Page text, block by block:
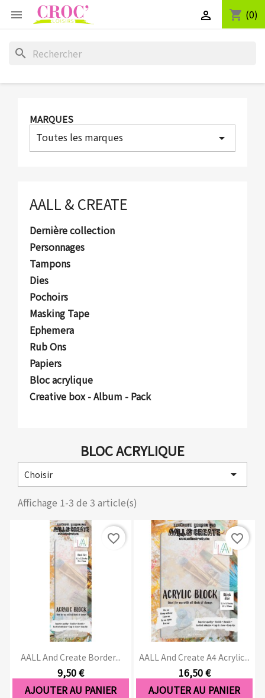
 shopping_cart (0)

search
MARQUES
Toutes les marques arrow_drop_down
AALL & CREATE
Dernière collection
Personnages
Tampons
Dies
Pochoirs
Masking Tape
Ephemera
Rub Ons
Papiers
Bloc acrylique
Creative box - Album - Pack
BLOC ACRYLIQUE
Choisir

Affichage 1-3 de 3 article(s)
AALL And Create Border...
9,50 €
AJOUTER AU PANIER
favorite_border
AALL And Create A4 Acrylic...
16,50 €
AJOUTER AU PANIER
favorite_border